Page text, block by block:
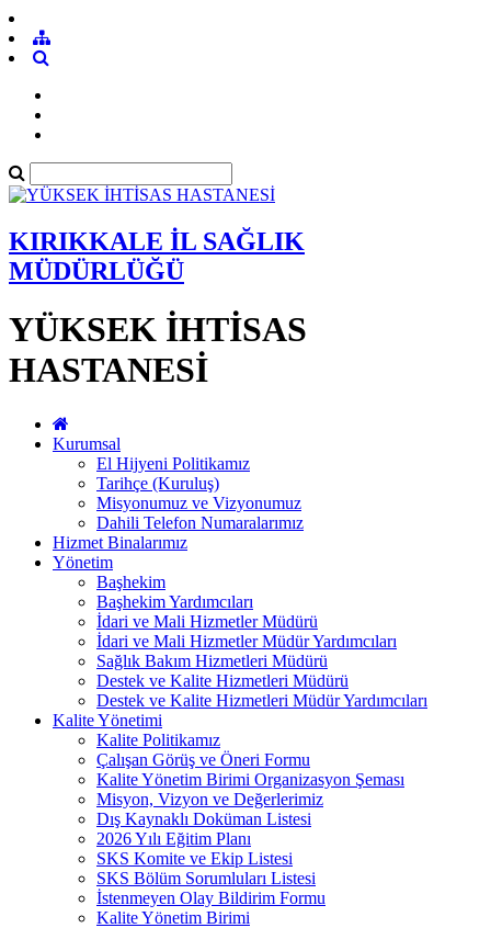
KIRIKKALE İL SAĞLIK
MÜDÜRLÜĞÜ
YÜKSEK İHTİSAS
HASTANESİ
Kurumsal
El Hijyeni Politikamız
Tarihçe (Kuruluş)
Misyonumuz ve Vizyonumuz
Dahili Telefon Numaralarımız
Hizmet Binalarımız
Yönetim
Başhekim
Başhekim Yardımcıları
İdari ve Mali Hizmetler Müdürü
İdari ve Mali Hizmetler Müdür Yardımcıları
Sağlık Bakım Hizmetleri Müdürü
Destek ve Kalite Hizmetleri Müdürü
Destek ve Kalite Hizmetleri Müdür Yardımcıları
Kalite Yönetimi
Kalite Politikamız
Çalışan Görüş ve Öneri Formu
Kalite Yönetim Birimi Organizasyon Şeması
Misyon, Vizyon ve Değerlerimiz
Dış Kaynaklı Doküman Listesi
2026 Yılı Eğitim Planı
SKS Komite ve Ekip Listesi
SKS Bölüm Sorumluları Listesi
İstenmeyen Olay Bildirim Formu
Kalite Yönetim Birimi